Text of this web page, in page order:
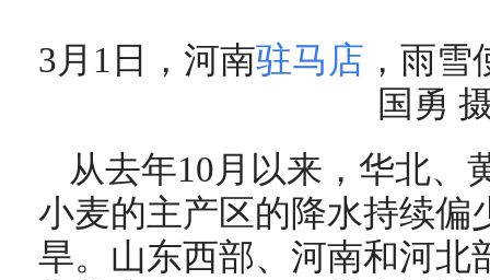
3月1日，河南驻马店 ，雨
国勇
从去年10月以来，华北、
小麦的主产区的降水持续偏
旱。山东西部、河南和河北